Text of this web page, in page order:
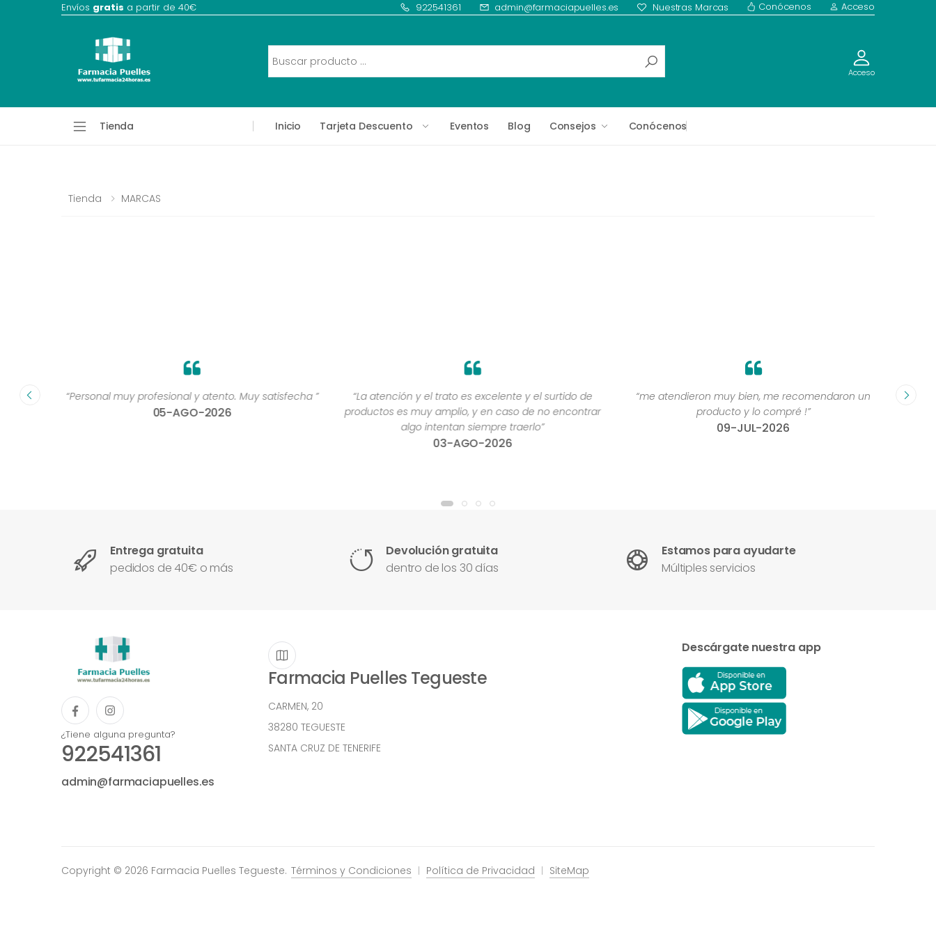
Envíos gratis a partir de 40€ 922541361 admin@farmaciapuelles.es Nuestras Marcas Conócenos Acceso
Acceso
Tienda Inicio Tarjeta Descuento Eventos Blog Consejos Conócenos
Tienda MARCAS
muy “Personal muy profesional y atento. Muy satisfecha ”
05-AGO-2026
“La atención y el trato es excelente y el surtido de
productos es muy amplio, y en caso de no encontrar
algo intentan siempre traerlo”
03-AGO-2026
“me atendieron muy bien, me recomendaron un
producto y lo compré !”
09-JUL-2026
Entrega gratuita
pedidos de 40€ o más
Devolución gratuita
dentro de los 30 días
Estamos para ayudarte
Múltiples servicios
¿Tiene alguna pregunta?
922541361
admin@farmaciapuelles.es
Farmacia Puelles Tegueste
CARMEN, 20
38280 TEGUESTE
SANTA CRUZ DE TENERIFE
Descárgate nuestra app
Copyright © 2026 Farmacia Puelles Tegueste. Términos y Condiciones Política de Privacidad SiteMap